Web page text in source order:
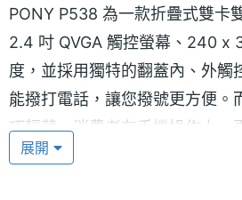
PONY P538 為一款折疊式雙卡
2.4 吋 QVGA 觸控螢幕、240 x
度，並採用獨特的翻蓋內、外觸
能撥打電話，讓您撥號更方便。
巧輕薄，消費者在手機操作上，
隨身帶著走。
展開